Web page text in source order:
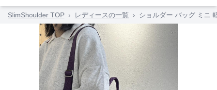
SlimShoulder TOP › レディースの一覧 › ショルダー バッグ ミニ